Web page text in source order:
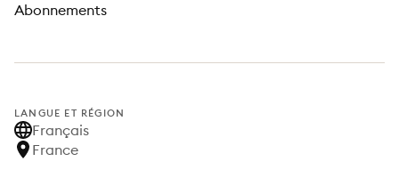
Abonnements
LANGUE ET RÉGION
Français
France